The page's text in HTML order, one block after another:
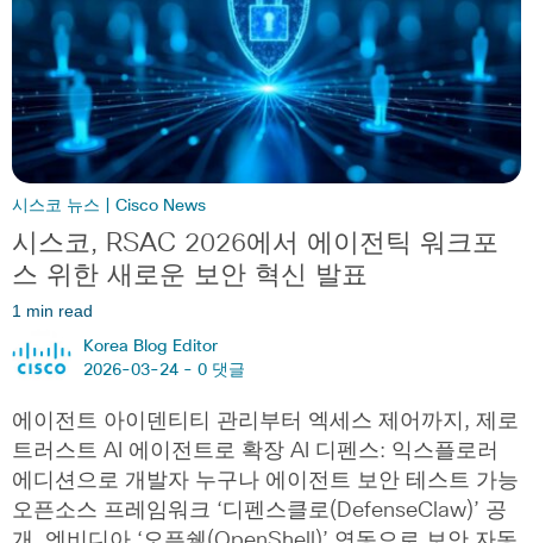
시스코 뉴스 | Cisco News
시스코, RSAC 2026에서 에이전틱 워크포
스 위한 새로운 보안 혁신 발표
1 min read
Korea Blog Editor
2026-03-24 - 0 댓글
에이전트 아이덴티티 관리부터 엑세스 제어까지, 제로
트러스트 AI 에이전트로 확장 AI 디펜스: 익스플로러
에디션으로 개발자 누구나 에이전트 보안 테스트 가능
오픈소스 프레임워크 ‘디펜스클로(DefenseClaw)’ 공